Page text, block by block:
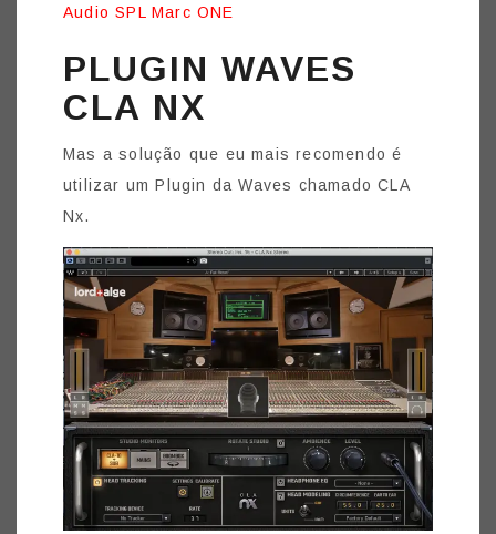
Audio SPL Marc ONE
PLUGIN WAVES
CLA NX
Mas a solução que eu mais recomendo é
utilizar um Plugin da Waves chamado CLA
Nx.